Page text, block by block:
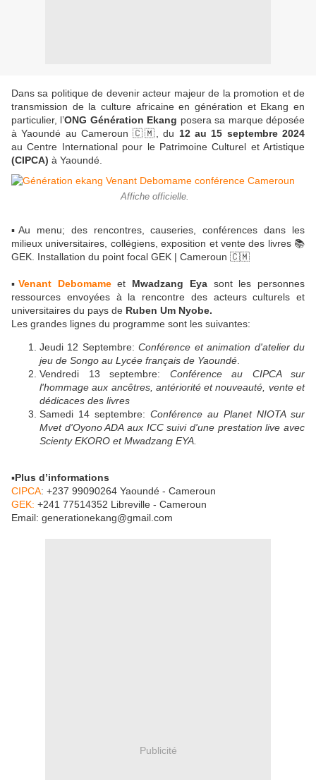
Dans sa politique de devenir acteur majeur de la promotion et de
transmission de la culture africaine en génération et Ekang en
particulier, l’ONG Génération Ekang posera sa marque déposée
à Yaoundé au Cameroun 🇨🇲, du 12 au 15 septembre 2024
au Centre International pour le Patrimoine Culturel et Artistique
(CIPCA) à Yaoundé.
Affiche officielle.
▪️Au menu; des rencontres, causeries, conférences dans les
milieux universitaires, collégiens, exposition et vente des livres 📚
GEK. Installation du point focal GEK | Cameroun 🇨🇲
▪️ Venant Debomameet Mwadzang Eyasont les personnes
ressources envoyées à la rencontre des acteurs culturels et
universitaires du pays de Ruben Um Nyobe.
Les grandes lignes du programme sont les suivantes:
Jeudi 12 Septembre:Conférence et animation d'atelier du
jeu de Songo au Lycée français de Yaoundé
Vendredi 13 septembre: Conférence au CIPCA sur
l'hommage aux ancêtres, antériorité et nouveauté, vente et
dédicaces des livres
Samedi 14 septembre: Conférence au Planet NIOTA sur
Mvet d'Oyono ADA aux ICC suivi d'une prestation live avec
Scienty EKORO et Mwadzang EYA.
▪️Plus d’informations
CIPCA: +237 99090264 Yaoundé - Cameroun
GEK: +241 77514352 Libreville - Cameroun
Email: generationekang@gmail.com
Publicité